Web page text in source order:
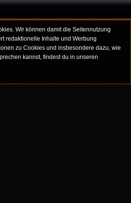
Wir können damit die Seitennutzung
redaktionelle Inhalte und Werbung
zu Cookies und insbesondere dazu, wie
kannst, findest du in unseren